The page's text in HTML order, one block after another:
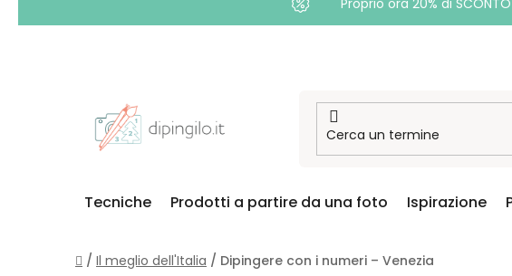
Proprio ora 20% di
Tecniche Prodotti a partire da una foto Ispirazione
Casa
/ Il meglio dell'Italia / Dipingere con i numeri – Venezia